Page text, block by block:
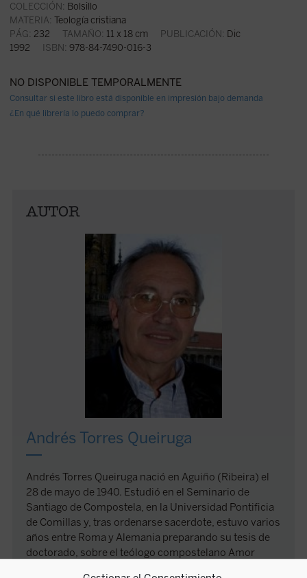
COLECCIÓN: Bolsillo
MATERIA: Teología cristiana
PÁG: 232 TAMAÑO: 11 x 18 cm PUBLICACIÓN: Dic
1992 ISBN: 978-84-7490-016-3
NO DISPONIBLE TEMPORALMENTE
Consultar si este libro está disponible en impresión bajo demanda
¿En qué librería lo puedo comprar?
AUTOR
Andrés Torres Queiruga
Andrés Torres Queiruga nació en Aguiño (Ribeira) el
28 de mayo de 1940. Estudió en el Seminario de
Santiago de Compostela, en la Universidad Pontificia
de Comillas y, tras ordenarse sacerdote, estuvo varios
años entre Roma y Alemania preparando su tesis de
doctorado, sobre el teólogo compostelano Amor